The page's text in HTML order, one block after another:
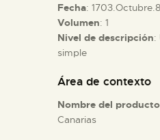
COLECCIONES
DIDÁCTICA
Fecha: 1703.Octubre.8
Volumen: 1
Nivel de descripción:
simple
Área de contexto
Nombre del
Canarias